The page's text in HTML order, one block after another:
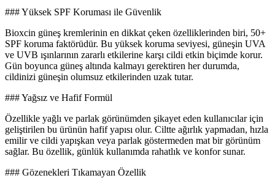
### Yüksek SPF Koruması ile Güvenlik
Bioxcin güneş kremlerinin en dikkat çeken özelliklerinden biri, 50+
SPF koruma faktörüdür. Bu yüksek koruma seviyesi, güneşin UVA
ve UVB ışınlarının zararlı etkilerine karşı cildi etkin biçimde korur.
Gün boyunca güneş altında kalmayı gerektiren her durumda,
cildinizi güneşin olumsuz etkilerinden uzak tutar.
### Yağsız ve Hafif Formül
Özellikle yağlı ve parlak görünümden şikayet eden kullanıcılar için
geliştirilen bu ürünün hafif yapısı olur. Ciltte ağırlık yapmadan, hızla
emilir ve cildi yapışkan veya parlak göstermeden mat bir görünüm
sağlar. Bu özellik, günlük kullanımda rahatlık ve konfor sunar.
### Gözenekleri Tıkamayan Özellik